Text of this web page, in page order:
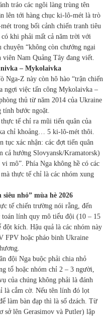
tráo các ngôi làng trùng tên
lên tới hàng chục ki-lô-mét là trò
trong bối cảnh chiến tranh tiêu
có khi phải mất cả năm trời với
“không còn chướng ngại
Nam Quảng Tây đang viết.
– Mykolaivka
Nga-Z này còn hô hào “trận chiến
ngợi việc tấn công Mykolaivka –
thủ từ năm 2014 của Ukraine
bước ngoặt.
tế chỉ ra mũi tiến quân của
chỉ khoảng… 5 ki-lô-mét thôi.
tục xác nhận: các đợt tiến quân
cả hướng Slovyansk/Kramatorsk)
mô”. Phía Nga không hề có các
thực tế chỉ là các nhóm xung
nhỏ” mùa hè 2026
tế chiến trường nói rằng, đến
toán lính quy mô tiểu đội (10 – 15
kích. Hậu quả là các nhóm này
FPV hoặc pháo binh Ukraine
đội Nga buộc phải chia nhỏ
tổ hoặc nhóm chỉ 2 – 3 người,
của chúng không phải là đánh
là cắm cờ. Nếu tên lính đó lọt
làm bàn đạp thì là số dzách. Từ
sở lên Gerasimov và Putler) lập